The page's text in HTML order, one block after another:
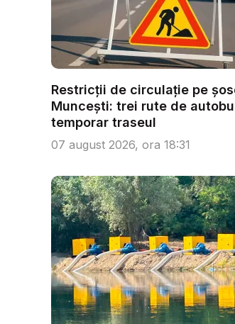
Restricții de circulație pe
Muncești: trei rute de
temporar traseul
07 august 2026, ora 18:31